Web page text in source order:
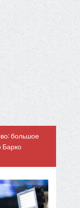
большое
Барко